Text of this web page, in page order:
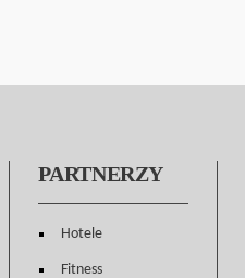
PARTNERZY
Hotele
Fitness